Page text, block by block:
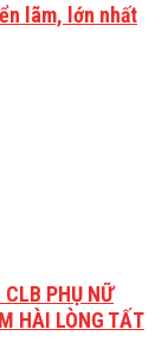
lãm, lớn nhất
CLB PHỤ NỮ
HÀI LÒNG TẤT